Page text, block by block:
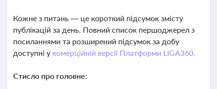
Кожне з питань — це короткий підсумок змісту
публікацій за день. Повний список першоджерел з
посиланнями та розширений підсумок за добу
доступні у комерційній версії Платформи LIGA360.
Стисло про головне: